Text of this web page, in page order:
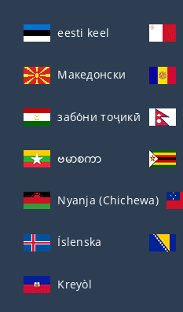
eesti keel
Македонски
забо́ни тоҷикӣ́
ဗမာစကာ
Nyanja (Chichewa)
Íslenska
Kreyòl